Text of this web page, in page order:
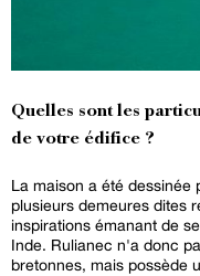
Quelles sont les
de votre édifice ?
La maison a été
plusieurs demeures dites
inspirations émanant de
Inde. Rulianec n'a donc
bretonnes, mais possède